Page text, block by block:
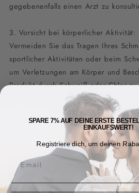
gegebenenfalls einen Arzt zu
3. Vorsicht bei körperlicher Aktivität:
Vermeiden Sie das Tragen Ihres
sportlicher Aktivitäten oder beim
um Verletzungen am Körper und
Produkt durch Schweiß oder Chlor
Materials: Glas,Edelstahl
Shipping & Returns
SPARE 7% AUF DEINE ERSTE
EINKAUFSWERT!
Registriere dich, um deinen